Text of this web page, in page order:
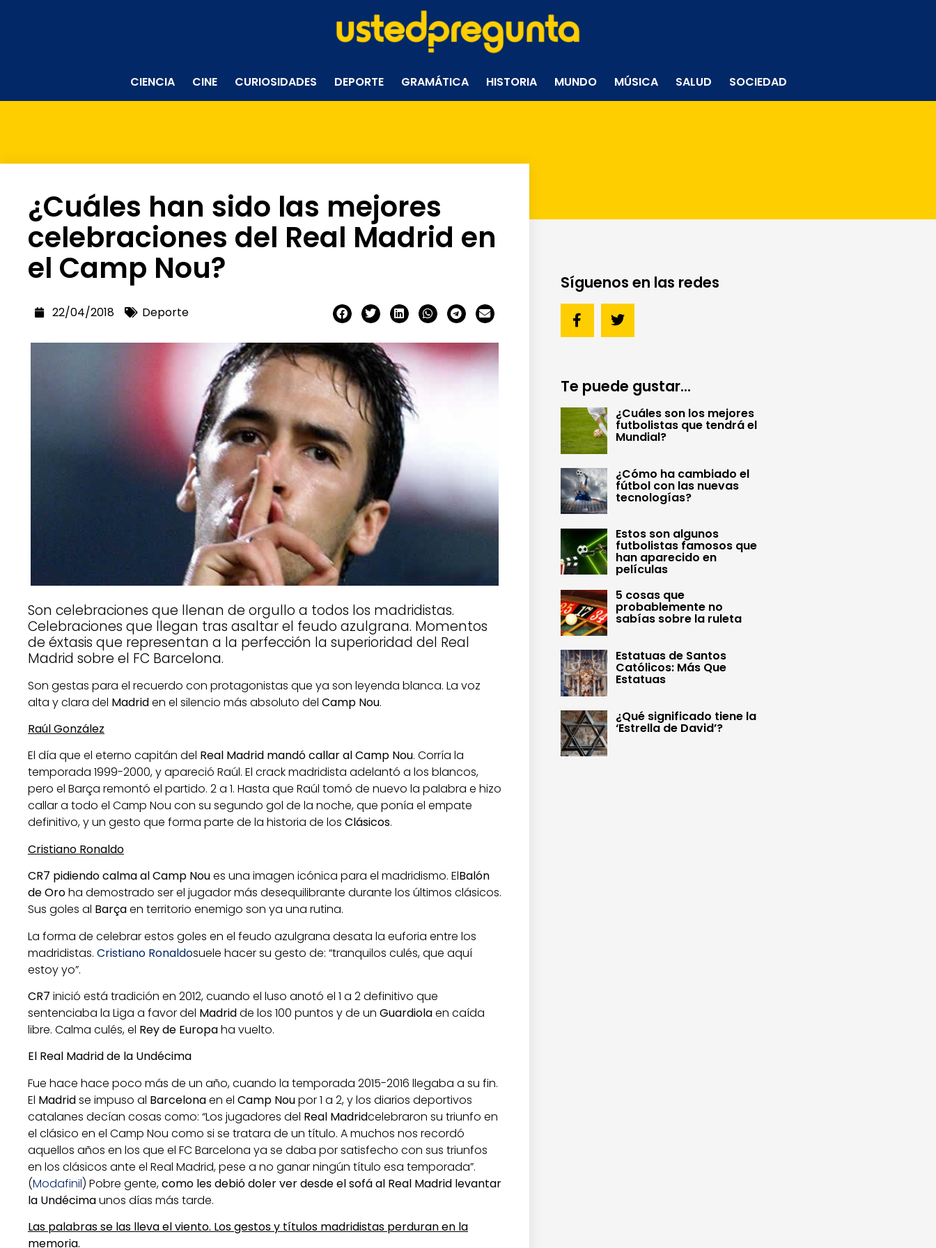
CIENCIA CINE CURIOSIDADES DEPORTE GRAMÁTICA HISTORIA MUNDO MÚSICA SALUD SOCIEDAD
¿Cuáles han sido las mejores
celebraciones del Real Madrid en
el Camp Nou?
22/04/2018 Deporte
Son celebraciones que llenan de orgullo a todos los madridistas.
Celebraciones que llegan tras asaltar el feudo azulgrana. Momentos
de éxtasis que representan a la perfección la superioridad del Real
Madrid sobre el FC Barcelona.
Son gestas para el recuerdo con protagonistas que ya son leyenda blanca. La voz
alta y clara del Madriden el silencio más absoluto del Camp Nou.
Raúl González
El día que el eterno capitán del Real Madrid mandó callar al Camp Nou. Corría la
temporada 1999-2000, y apareció Raúl. El crack madridista adelantó a los blancos,
pero el Barça remontó el partido. 2 a 1. Hasta que Raúl tomó de nuevo la palabra e hizo
callar a todo el Camp Nou con su segundo gol de la noche, que ponía el empate
definitivo, y un gesto que forma parte de la historia de los Clásicos.
Cristiano Ronaldo
CR7 pidiendo calma al Camp Noues una imagen icónica para el madridismo. ElBalón
de Oroha demostrado ser el jugador más desequilibrante durante los últimos clásicos.
Sus goles al Barçaen territorio enemigo son ya una rutina.
La forma de celebrar estos goles en el feudo azulgrana desata la euforia entre los
madridistas. Cristiano Ronaldosuele hacer su gesto de: “tranquilos culés, que aquí
estoy yo”.
CR7 inició está tradición en 2012, cuando el luso anotó el 1 a 2 definitivo que
sentenciaba la Liga a favor del Madridde los 100 puntos y de un Guardiolaen caída
libre. Calma culés, el Rey de Europaha vuelto.
El Real Madrid de la Undécima
Fue hace hace poco más de un año, cuando la temporada 2015-2016 llegaba a su fin.
El Madridse impuso al Barcelonaen el Camp Noupor 1 a 2, y los diarios deportivos
catalanes decían cosas como: “Los jugadores del Real Madridcelebraron su triunfo en
el clásico en el Camp Nou como si se tratara de un título. A muchos nos recordó
aquellos años en los que el FC Barcelona ya se daba por satisfecho con sus triunfos
en los clásicos ante el Real Madrid, pese a no ganar ningún título esa temporada”.
(Modafinil) Pobre gente,como les debió doler ver desde el sofá al Real Madrid levantar
la Undécimaunos días más tarde.
Las palabras se las lleva el viento. Los gestos y títulos madridistas perduran en la
memoria.
Síguenos en las redes
Te puede gustar...
¿Cuáles son los mejores
futbolistas que tendrá el
Mundial?
¿Cómo ha cambiado el
fútbol con las nuevas
tecnologías?
Estos son algunos
futbolistas famosos que
han aparecido en
películas
5 cosas que
probablemente no
sabías sobre la ruleta
Estatuas de Santos
Católicos: Más Que
Estatuas
¿Qué significado tiene la
‘Estrella de David’?